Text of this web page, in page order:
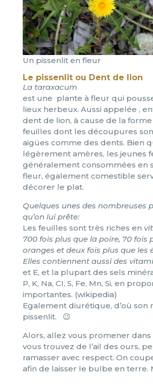
Un pissenlit en fleur
Le pissenlit ou Dent de lion
La taraxacum
est une plante à fleur qui
lieux herbeux. Aussi appelée ,
dent de lion, à cause de la forme
feuilles dont les découpures
aigües comme des dents. Bien
légèrement amères, les jeunes
généralement consommées en
fleur, également comestible
décorer le plat.
Quelques unes des nombreuses
qu’on lui prête:
Les feuilles sont très riches en
700 fois plus que la poire, 70 fois
oranges et deux fois plus que les
Elles contiennent aussi des
et E, et la plupart des sels
P, K, Na, CI, S, Fe, Mn, Si, en
importantes. (wikipedia)
Egalement diurétique, d’où son
pissenlit. 😉
Alors, allez vous promener dans
vous trouvez de l’ail des ours,
ramasser avec respect. On
afin de laisser le bulbe en terre.